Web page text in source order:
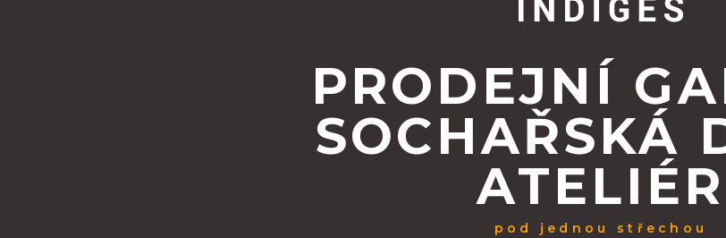
PRODEJNÍ
SOCHAŘSKÁ
ATELIÉR
pod jednou střechou